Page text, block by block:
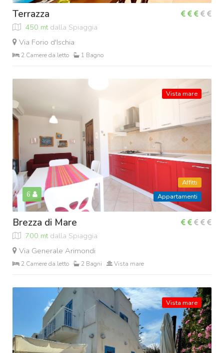
Terrazza
450 mtdalla Spiaggia
Via Forio d'Ischia
2 Camere da letto 1 Bagno
6
Affitti
Appartamenti
Vista mare
Brezza di Mare
700 mtdalla Spiaggia
Via Generale Arimondi
2 Camere da letto 2 Bagni Vista mare
Vista mare